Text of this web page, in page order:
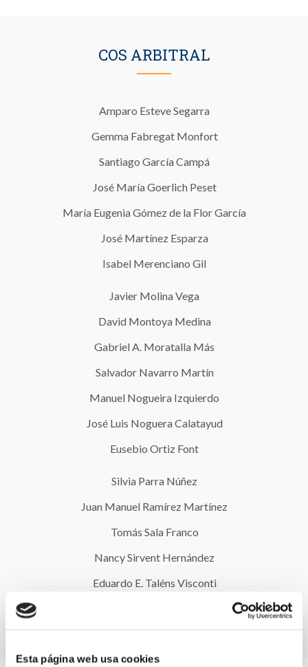
Esta página web usa cookies
COS ARBITRAL
Amparo Esteve Segarra
Gemma Fabregat Monfort
Santiago García Campá
José María Goerlich Peset
María Eugenia Gómez de la Flor García
José Martínez Esparza
Isabel Merenciano Gil
Javier Molina Vega
David Montoya Medina
Gabriel A. Moratalla Más
Salvador Navarro Martín
Manuel Nogueira Izquierdo
José Luis Noguera Calatayud
Eusebio Ortiz Font
Silvia Parra Núñez
Juan Manuel Ramírez Martínez
Tomás Sala Franco
Nancy Sirvent Hernández
Eduardo E. Taléns Visconti